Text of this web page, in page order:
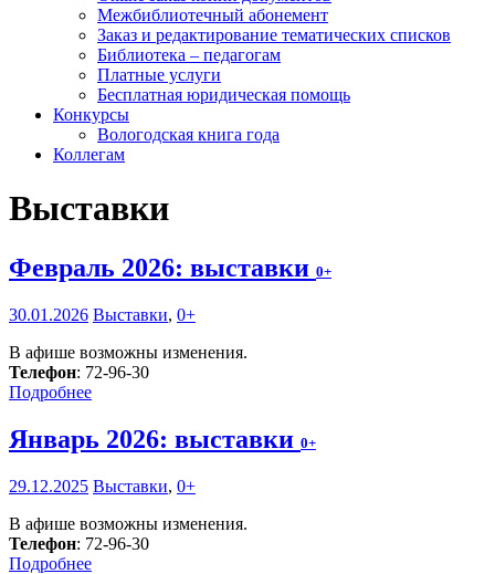
Межбиблиотечный абонемент
Заказ и редактирование тематических списков
Библиотека – педагогам
Платные услуги
Бесплатная юридическая помощь
Конкурсы
Вологодская книга года
Коллегам
Выставки
Февраль 2026: выставки 0+
30.01.2026 Выставки, 0+
В афише возможны изменения.
Телефон: 72-96-30
Подробнее
Январь 2026: выставки 0+
29.12.2025 Выставки, 0+
В афише возможны изменения.
Телефон: 72-96-30
Подробнее